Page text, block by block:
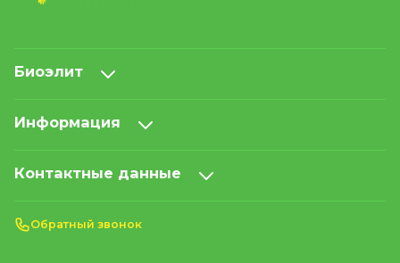
Биоэлит
Информация
Контактные данные
Обратный звонок